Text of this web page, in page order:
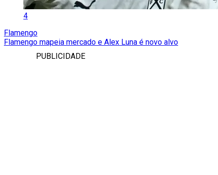
4
Flamengo
Flamengo mapeia mercado e Alex Luna é novo alvo
PUBLICIDADE